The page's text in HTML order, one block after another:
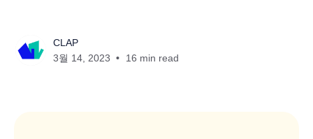
CLAP
3월 14, 2023
16 min read